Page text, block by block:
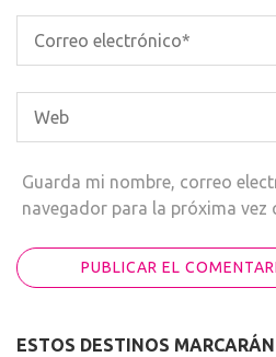
Guarda mi nombre, correo
navegador para la próxima vez
ESTOS DESTINOS